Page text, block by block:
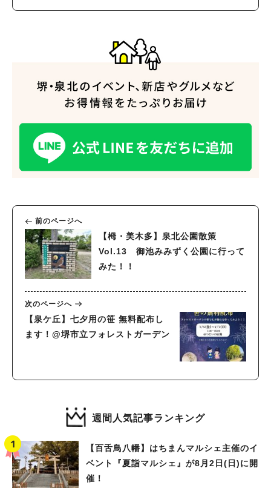
前のページへ
【栂・美木多】泉北公園散策
Vol.13 御池みみずく公園に行って
みた！！
次のページへ
【泉ケ丘】七夕用の笹 無料配布し
ます！@堺市立フォレストガーデン
週間人気記事ランキング
【百舌鳥八幡】はちまんマルシェ主催のイ
ベント『夏詣マルシェ』が8月2日(日)に開
催！